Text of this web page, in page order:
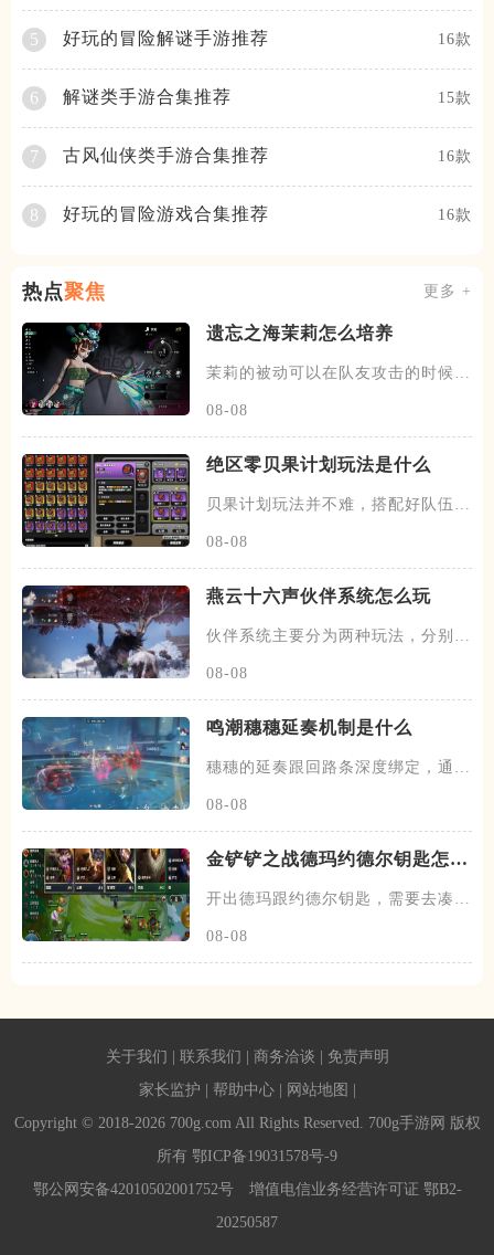
5 好玩的冒险解谜手游推荐 16款
6 解谜类手游合集推荐 15款
7 古风仙侠类手游合集推荐 16款
8 好玩的冒险游戏合集推荐 16款
热点聚焦 更多 +
遗忘之海茉莉怎么培养
茉莉的被动可以在队友攻击的时候，
08-08
绝区零贝果计划玩法是什么
贝果计划玩法并不难，搭配好队伍和
08-08
燕云十六声伙伴系统怎么玩
伙伴系统主要分为两种玩法，分别是
08-08
鸣潮穗穗延奏机制是什么
穗穗的延奏跟回路条深度绑定，通过
08-08
金铲铲之战德玛约德尔钥匙怎么
开出德玛跟约德尔钥匙，需要去凑约
08-08
关于我们 | 联系我们 | 商务洽谈 | 免责声明
家长监护 | 帮助中心 | 网站地图 |
Copyright © 2018-2026 700g.com All Rights Reserved. 700g手游网 版权
所有 鄂ICP备19031578号-9
鄂公网安备42010502001752号增值电信业务经营许可证 鄂B2-
20250587